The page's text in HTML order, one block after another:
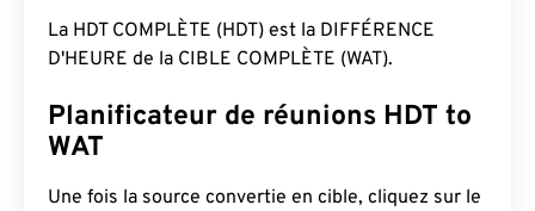
La HDT COMPLÈTE (HDT) est la DIFFÉRENCE
D'HEURE de la CIBLE COMPLÈTE (WAT).
Planificateur de réunions HDT to
WAT
Une fois la source convertie en cible, cliquez sur le